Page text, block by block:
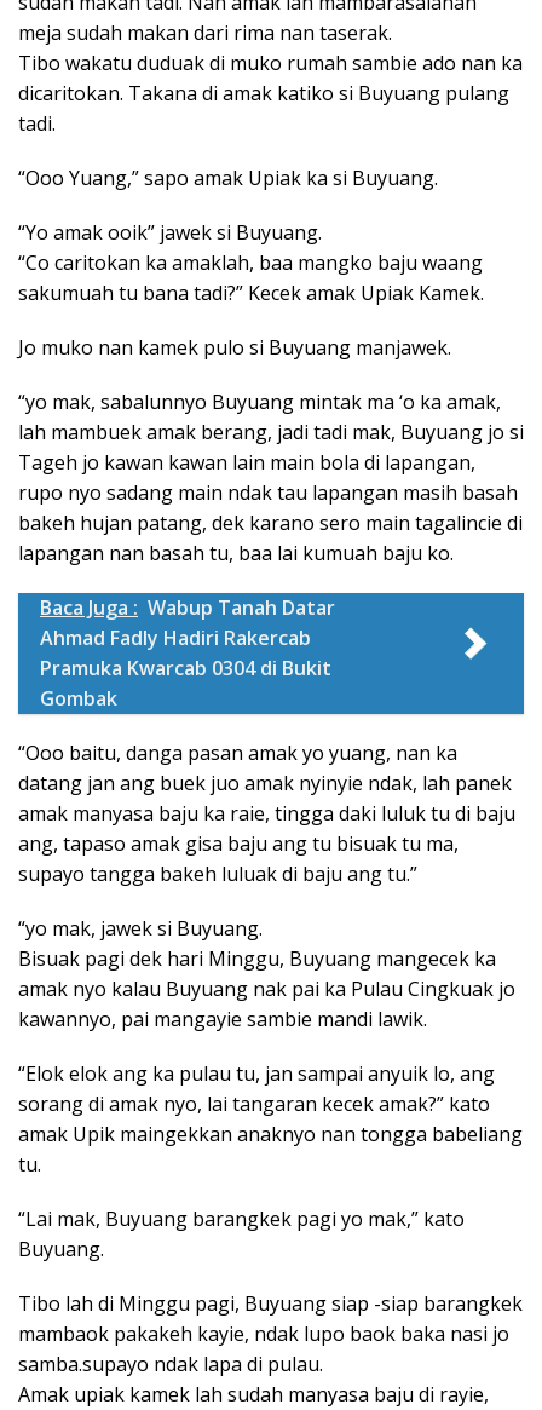
meja sudah makan dari rima nan taserak.
Tibo wakatu duduak di muko rumah sambie ado nan ka
dicaritokan. Takana di amak katiko si Buyuang pulang
tadi.
“Ooo Yuang,” sapo amak Upiak ka si Buyuang.
“Yo amak ooik” jawek si Buyuang.
“Co caritokan ka amaklah, baa mangko baju waang
sakumuah tu bana tadi?” Kecek amak Upiak Kamek.
Jo muko nan kamek pulo si Buyuang manjawek.
“yo mak, sabalunnyo Buyuang mintak ma ‘o ka amak,
lah mambuek amak berang, jadi tadi mak, Buyuang jo si
Tageh jo kawan kawan lain main bola di lapangan,
rupo nyo sadang main ndak tau lapangan masih basah
bakeh hujan patang, dek karano sero main tagalincie di
lapangan nan basah tu, baa lai kumuah baju ko.
Baca Juga : Wabup Tanah Datar
Ahmad Fadly Hadiri Rakercab
Pramuka Kwarcab 0304 di Bukit
Gombak
“Ooo baitu, danga pasan amak yo yuang, nan ka
datang jan ang buek juo amak nyinyie ndak, lah panek
amak manyasa baju ka raie, tingga daki luluk tu di baju
ang, tapaso amak gisa baju ang tu bisuak tu ma,
supayo tangga bakeh luluak di baju ang tu.”
“yo mak, jawek si Buyuang.
Bisuak pagi dek hari Minggu, Buyuang mangecek ka
amak nyo kalau Buyuang nak pai ka Pulau Cingkuak jo
kawannyo, pai mangayie sambie mandi lawik.
“Elok elok ang ka pulau tu, jan sampai anyuik lo, ang
sorang di amak nyo, lai tangaran kecek amak?” kato
amak Upik maingekkan anaknyo nan tongga babeliang
tu.
“Lai mak, Buyuang barangkek pagi yo mak,” kato
Buyuang.
Tibo lah di Minggu pagi, Buyuang siap -siap barangkek
mambaok pakakeh kayie, ndak lupo baok baka nasi jo
samba.supayo ndak lapa di pulau.
Amak upiak kamek lah sudah manyasa baju di rayie,